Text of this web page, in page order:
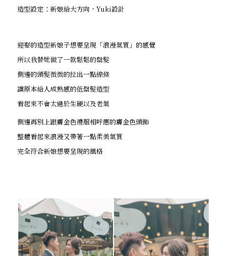
造型設定：新娘給大方向，Yuki設計
迎娶的造型新娘子想要呈現「浪漫氣質」的感覺
所以我替她做了一款鬆鬆的盤髮
側邊的頭髮微微的拉出一點線條
讓原本給人成熟感的低盤髮造型
看起來不會太過於生硬以及老氣
側邊再別上跟膚金色禮服相呼應的膚金色頭飾
整體看起來浪漫又帶著一點柔美氣質
完全符合新娘想要呈現的風格